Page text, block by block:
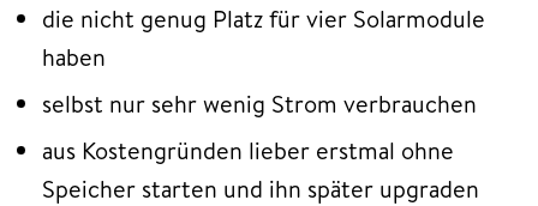
die nicht genug Platz für vier Solarmodule
haben
selbst nur sehr wenig Strom verbrauchen
aus Kostengründen lieber erstmal ohne
Speicher starten und ihn später upgraden